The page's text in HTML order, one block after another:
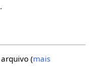
(mais